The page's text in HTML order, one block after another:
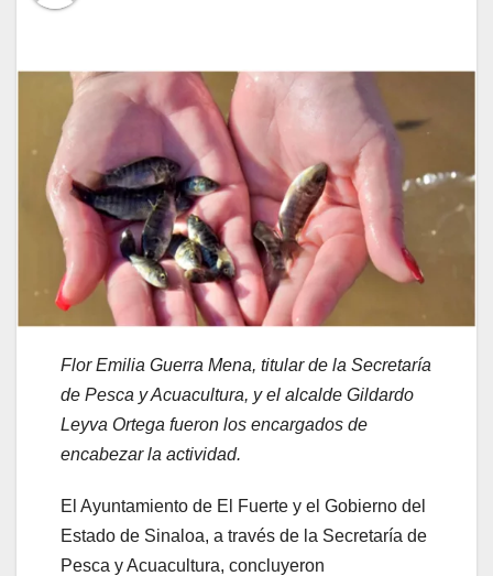
Flor Emilia Guerra Mena, titular de la Secretaría
de Pesca y Acuacultura, y el alcalde Gildardo
Leyva Ortega fueron los encargados de
encabezar la actividad.
El Ayuntamiento de El Fuerte y el Gobierno del
Estado de Sinaloa, a través de la Secretaría de
Pesca y Acuacultura, concluyeron